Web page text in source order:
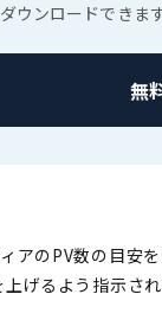
ウンロードできま
無
アのPV数の目安を
上げるよう指示さ